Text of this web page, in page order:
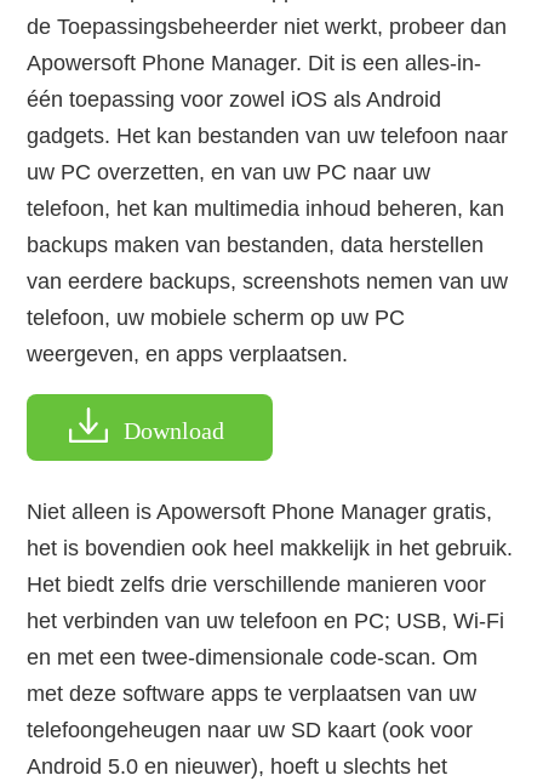
de Toepassingsbeheerder niet werkt, probeer dan
Apowersoft Phone Manager. Dit is een alles-in-
één toepassing voor zowel iOS als Android
gadgets. Het kan bestanden van uw telefoon naar
uw PC overzetten, en van uw PC naar uw
telefoon, het kan multimedia inhoud beheren, kan
backups maken van bestanden, data herstellen
van eerdere backups, screenshots nemen van uw
telefoon, uw mobiele scherm op uw PC
weergeven, en apps verplaatsen.
Download
Niet alleen is Apowersoft Phone Manager gratis,
het is bovendien ook heel makkelijk in het gebruik.
Het biedt zelfs drie verschillende manieren voor
het verbinden van uw telefoon en PC; USB, Wi-Fi
en met een twee-dimensionale code-scan. Om
met deze software apps te verplaatsen van uw
telefoongeheugen naar uw SD kaart (ook voor
Android 5.0 en nieuwer), hoeft u slechts het